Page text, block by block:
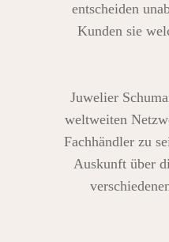
entscheiden
Kunden sie
Juwelier
weltweiten
Fachhändler zu
Auskunft über